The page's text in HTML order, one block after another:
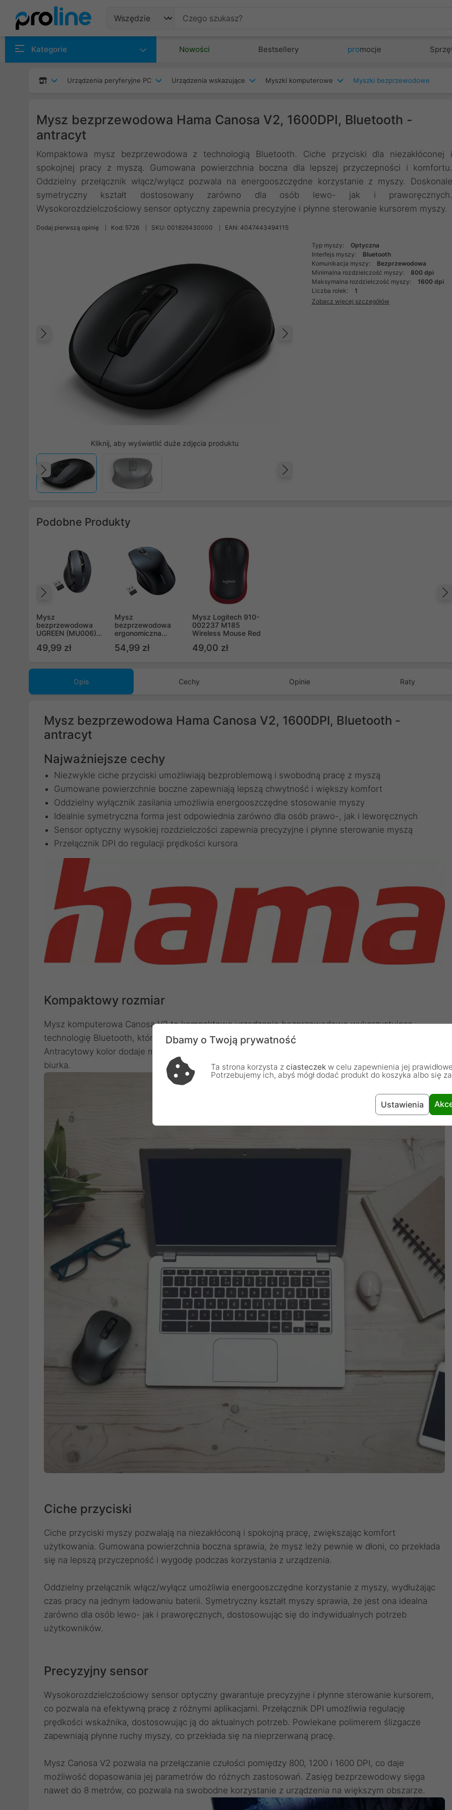
Kategorie Nowości Bestsellery promocje
Urządzenia peryferyjne PC Urządzenia wskazujące Myszki komputerowe Myszki bezprzewodowe
Mysz bezprzewodowa Hama Canosa V2, 1600DPI, Bluetooth -
antracyt
Kompaktowa mysz bezprzewodowa z technologią Bluetooth. Ciche przyciski dla niezakłóconej i
spokojnej pracy z myszą. Gumowana powierzchnia boczna dla lepszej przyczepności i komfortu.
Oddzielny przełącznik włącz/wyłącz pozwala na energooszczędne korzystanie z myszy. Doskonale
symetryczny kształt dostosowany zarówno dla osób lewo- jak i praworęcznych.
Wysokorozdzielczościowy sensor optyczny zapewnia precyzyjne i płynne sterowanie kursorem myszy.
Dodaj pierwszą opinię Kod: 5726 SKU: 001826430000 EAN: 4047443494115
Poprzedni
Kliknij, aby wyświetlić duże zdjęcia produktu
Poprzedni
Typ myszy:
Optyczna
Interfejs myszy:
Bluetooth
Komunikacja myszy:
Bezprzewodowa
Minimalna rozdzielczość myszy:
800 dpi
Maksymalna rozdzielczość myszy:
1600 dpi
Liczba rolek:
1
Zobacz więcej szczegółów
Podobne Produkty
Mysz
bezprzewodowa
UGREEN (MU006)
5.0 - czarno-szara
49,99 zł
Mysz
bezprzewodowa
ergonomiczna
4000 DPI 2.4G+BT -
54,99 zł
Mysz Logitech 910-
002237 M185
Wireless Mouse Red
49,00 zł
Opis Cechy Opinie Raty
Mysz bezprzewodowa Hama Canosa V2, 1600DPI, Bluetooth -
antracyt
Najważniejsze cechy
Niezwykle ciche przyciski umożliwiają bezproblemową i swobodną pracę z myszą
Gumowane powierzchnie boczne zapewniają lepszą chwytność i większy komfort
Oddzielny wyłącznik zasilania umożliwia energooszczędne stosowanie myszy
Idealnie symetryczna forma jest odpowiednia zarówno dla osób prawo-, jak i leworęcznych
Sensor optyczny wysokiej rozdzielczości zapewnia precyzyjne i płynne sterowanie myszą
Przełącznik DPI do regulacji prędkości kursora
Kompaktowy rozmiar
Mysz komputerowa Canosa V2 to kompaktowe urządzenie bezprzewodowe wykorzystujące
technologię Bluetooth, która zapewnia większą swobodę ruchów podczas pracy z komputerem.
Antracytowy kolor dodaje myszce elegancji i stylu, czyniąc ją doskonałym dodatkiem do każdego
biurka.
Ciche przyciski
Ciche przyciski myszy pozwalają na niezakłóconą i spokojną pracę, zwiększając komfort
użytkowania. Gumowana powierzchnia boczna sprawia, że mysz leży pewnie w dłoni, co przekłada
się na lepszą przyczepność i wygodę podczas korzystania z urządzenia.
Oddzielny przełącznik włącz/wyłącz umożliwia energooszczędne korzystanie z myszy, wydłużając
czas pracy na jednym ładowaniu baterii. Symetryczny kształt myszy sprawia, że jest ona idealna
zarówno dla osób lewo- jak i praworęcznych, dostosowując się do indywidualnych potrzeb
użytkowników.
Precyzyjny sensor
Wysokorozdzielczościowy sensor optyczny gwarantuje precyzyjne i płynne sterowanie kursorem,
co pozwala na efektywną pracę z różnymi aplikacjami. Przełącznik DPI umożliwia regulację
prędkości wskaźnika, dostosowując ją do aktualnych potrzeb. Powlekane polimerem ślizgacze
zapewniają płynne ruchy myszy, co przekłada się na nieprzerwaną pracę.
Mysz Canosa V2 pozwala na przełączanie czułości pomiędzy 800, 1200 i 1600 DPI, co daje
możliwość dopasowania jej parametrów do różnych zastosowań. Zasięg bezprzewodowy sięga
nawet do 8 metrów, co pozwala na swobodne korzystanie z urządzenia na większym obszarze.
Dbamy o Twoją prywatność
Ta strona korzysta z ciasteczek w celu zapewnienia jej
Potrzebujemy ich, abyś mógł dodać produkt do koszyka albo się
Ustawienia